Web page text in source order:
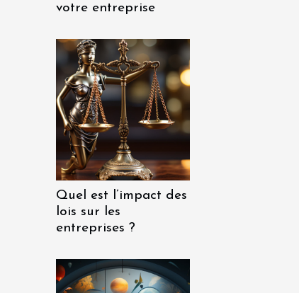
votre entreprise
Quel est l’impact des
lois sur les
entreprises ?